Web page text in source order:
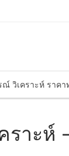
ณ์ วิเคราะห์ ราคา
ราะห์